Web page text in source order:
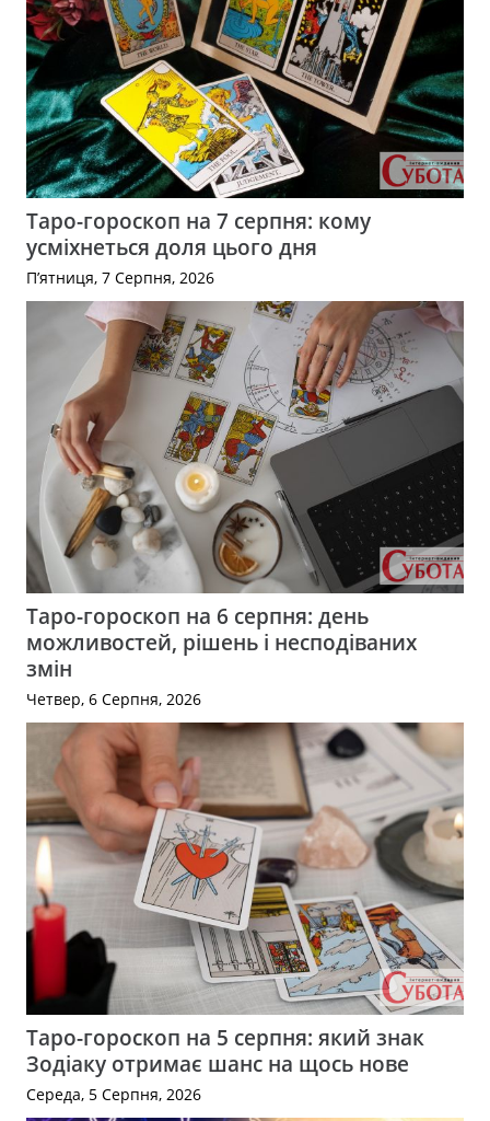
Таро-гороскоп на 7 серпня: кому
усміхнеться доля цього дня
П’ятниця, 7 Серпня, 2026
Таро-гороскоп на 6 серпня: день
можливостей, рішень і несподіваних
змін
Четвер, 6 Серпня, 2026
Таро-гороскоп на 5 серпня: який знак
Зодіаку отримає шанс на щось нове
Середа, 5 Серпня, 2026